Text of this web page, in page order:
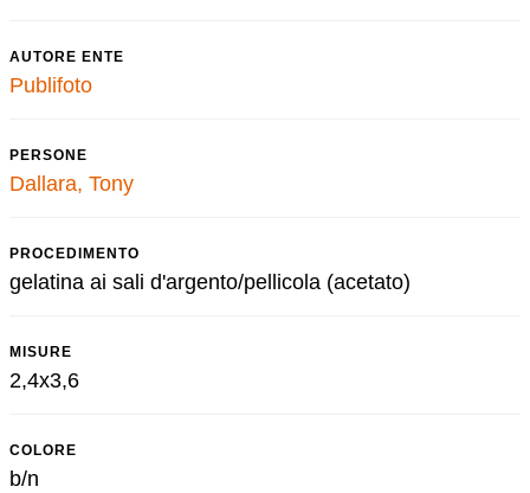
AUTORE ENTE
Publifoto
PERSONE
Dallara, Tony
PROCEDIMENTO
gelatina ai sali d'argento/pellicola (acetato)
MISURE
2,4x3,6
COLORE
b/n